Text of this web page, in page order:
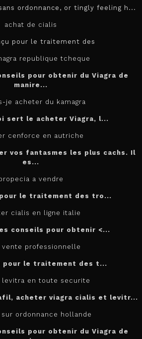
ordonnance, or tingly feeling h...
achat de cialis
pour le traitement des
republique tcheque
pour obtenir du Viagra de
manire...
je acheter du kamagra
sert le acheter Viagra, l...
cenforce en autriche
vos fantasmes les plus cachs. Il
es...
a vendre
pour le traitement des tro...
cialis en ligne italie
conseils pour obtenir <...
vente professionnelle
pour le traitement des t...
levitra en toute securite
acheter viagra cialis et levitr...
sur ordonnance hollande
pour obtenir du Viagra de